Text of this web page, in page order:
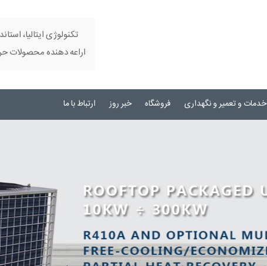
تکنولوژی ایتالیا،
اراعه دهنده محصولات
خدمات و تعمیر و نگهداری فروشگاه خبر روز ارتباط با ما